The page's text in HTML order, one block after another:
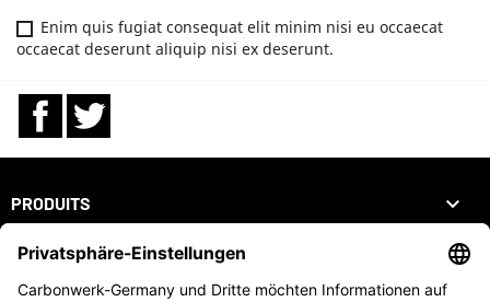
Enim quis fugiat consequat elit minim nisi eu occaecat
occaecat deserunt aliquip nisi ex deserunt.
Facebook
PRODUITS 
NOTRE SOCIÉTÉ 